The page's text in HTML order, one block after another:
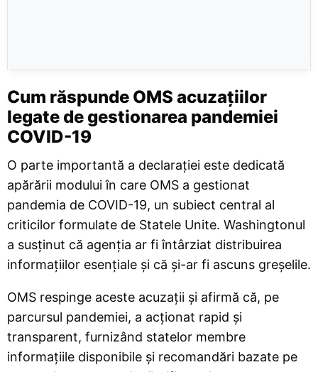
Cum răspunde OMS acuzațiilor
legate de gestionarea pandemiei
COVID-19
O parte importantă a declarației este dedicată
apărării modului în care OMS a gestionat
pandemia de COVID-19, un subiect central al
criticilor formulate de Statele Unite. Washingtonul
a susținut că agenția ar fi întârziat distribuirea
informațiilor esențiale și că și-ar fi ascuns greșelile.
OMS respinge aceste acuzații și afirmă că, pe
parcursul pandemiei, a acționat rapid și
transparent, furnizând statelor membre
informațiile disponibile și recomandări bazate pe